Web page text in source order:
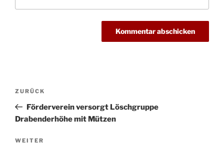
Beitragsnavigation
Vorheriger
Beitrag
ZURÜCK
Förderverein versorgt Löschgruppe
Drabenderhöhe mit Mützen
Nächster
WEITER